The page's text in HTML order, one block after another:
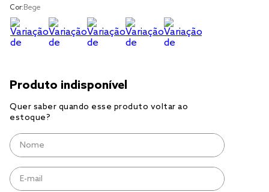
Cor:Bege
cobre leito
cobertor